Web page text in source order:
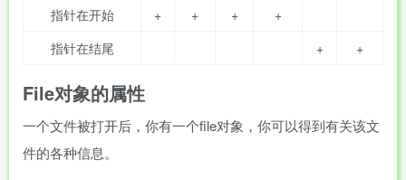
指针在开始
+ + +
+
指针在结尾
+ +
File对象的属性
一个文件被打开后，你有一个file对象，你可以得到有关该文
件的各种信息。